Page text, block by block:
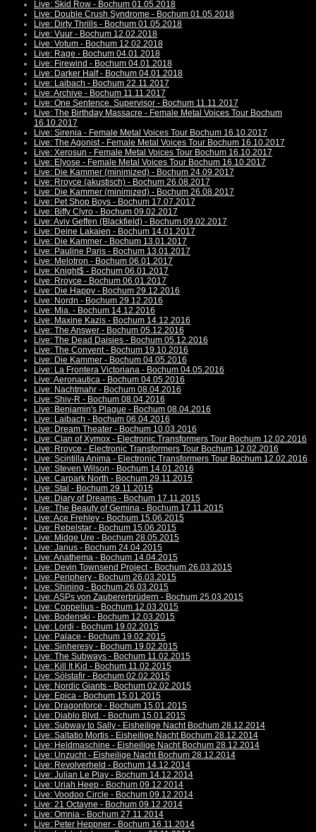
Live: Skid Row - Bochum 01.05.2018
Live: Double Crush Syndrome - Bochum 01.05.2018
Live: Dirty Thrills - Bochum 01.05.2018
Live: Vuur - Bochum 12.02.2018
Live: Votum - Bochum 12.02.2018
Live: Rage - Bochum 04.01.2018
Live: Firewind - Bochum 04.01.2018
Live: Darker Half - Bochum 04.01.2018
Live: Laibach - Bochum 22.11.2017
Live: Archive - Bochum 11.11.2017
Live: One Sentence. Supervisor - Bochum 11.11.2017
Live: The Birthday Massacre - Female Metal Voices Tour Bochum
16.10.2017
Live: Sirenia - Female Metal Voices Tour Bochum 16.10.2017
Live: The Agonist - Female Metal Voices Tour Bochum 16.10.2017
Live: Xerosun - Female Metal Voices Tour Bochum 16.10.2017
Live: Elyose - Female Metal Voices Tour Bochum 16.10.2017
Live: Die Kammer (minimized) - Bochum 24.09.2017
Live: Rroyce (akustisch) - Bochum 26.08.2017
Live: Die Kammer (minimized) - Bochum 26.08.2017
Live: Pet Shop Boys - Bochum 17.07.2017
Live: Biffy Clyro - Bochum 09.02.2017
Live: Aviv Geffen (Blackfield) - Bochum 09.02.2017
Live: Deine Lakaien - Bochum 14.01.2017
Live: Die Kammer - Bochum 13.01.2017
Live: Pauline Paris - Bochum 13.01.2017
Live: Melotron - Bochum 06.01.2017
Live: Knight$ - Bochum 06.01.2017
Live: Rroyce - Bochum 06.01.2017
Live: Die Happy - Bochum 29.12.2016
Live: Nordn - Bochum 29.12.2016
Live: Mia. - Bochum 14.12.2016
Live: Maxine Kazis - Bochum 14.12.2016
Live: The Answer - Bochum 05.12.2016
Live: The Dead Daisies - Bochum 05.12.2016
Live: The Convent - Bochum 19.10.2016
Live: Die Kammer - Bochum 04.05.2016
Live: La Frontera Victoriana - Bochum 04.05.2016
Live: Aeronautica - Bochum 04.05.2016
Live: Nachtmahr - Bochum 08.04.2016
Live: Shiv-R - Bochum 08.04.2016
Live: Benjamin's Plague - Bochum 08.04.2016
Live: Laibach - Bochum 06.04.2016
Live: Dream Theater - Bochum 10.03.2016
Live: Clan of Xymox - Electronic Transformers Tour Bochum 12.02.2016
Live: Rroyce - Electronic Transformers Tour Bochum 12.02.2016
Live: Scintilla Anima - Electronic Transformers Tour Bochum 12.02.2016
Live: Steven Wilson - Bochum 14.01.2016
Live: Carpark North - Bochum 29.11.2015
Live: Stal - Bochum 29.11.2015
Live: Diary of Dreams - Bochum 17.11.2015
Live: The Beauty of Gemina - Bochum 17.11.2015
Live: Ace Frehley - Bochum 15.06.2015
Live: Rebelstar - Bochum 15.06.2015
Live: Midge Ure - Bochum 28.05.2015
Live: Janus - Bochum 24.04.2015
Live: Anathema - Bochum 14.04.2015
Live: Devin Townsend Project - Bochum 26.03.2015
Live: Periphery - Bochum 26.03.2015
Live: Shining - Bochum 26.03.2015
Live: ASPs von Zaubererbrüdern - Bochum 25.03.2015
Live: Coppelius - Bochum 12.03.2015
Live: Bodenski - Bochum 12.03.2015
Live: Lordi - Bochum 19.02.2015
Live: Palace - Bochum 19.02.2015
Live: Sinheresy - Bochum 19.02.2015
Live: The Subways - Bochum 11.02.2015
Live: Kill It Kid - Bochum 11.02.2015
Live: Sólstafir - Bochum 02.02.2015
Live: Nordic Giants - Bochum 02.02.2015
Live: Epica - Bochum 15.01.2015
Live: Dragonforce - Bochum 15.01.2015
Live: Diablo Blvd. - Bochum 15.01.2015
Live: Subway to Sally - Eisheilige Nacht Bochum 28.12.2014
Live: Saltatio Mortis - Eisheilige Nacht Bochum 28.12.2014
Live: Heldmaschine - Eisheilige Nacht Bochum 28.12.2014
Live: Unzucht - Eisheilige Nacht Bochum 28.12.2014
Live: Revolverheld - Bochum 14.12.2014
Live: Julian Le Play - Bochum 14.12.2014
Live: Uriah Heep - Bochum 09.12.2014
Live: Voodoo Circle - Bochum 09.12.2014
Live: 21 Octayne - Bochum 09.12.2014
Live: Omnia - Bochum 27.11.2014
Live: Peter Heppner - Bochum 16.11.2014